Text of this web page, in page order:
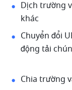
Dịch trường
khác
Chuyển đổi
Chia trường